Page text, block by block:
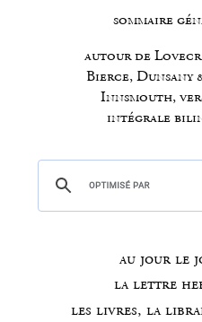
sommaire
autour de
Bierce, Dunsany
Innsmouth,
intégrale
au jour le
la lettre
les livres, la